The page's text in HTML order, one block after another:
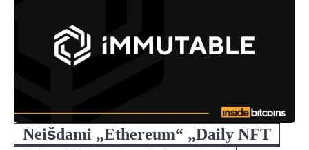
Neišdami „Ethereum“ „Daily NFT